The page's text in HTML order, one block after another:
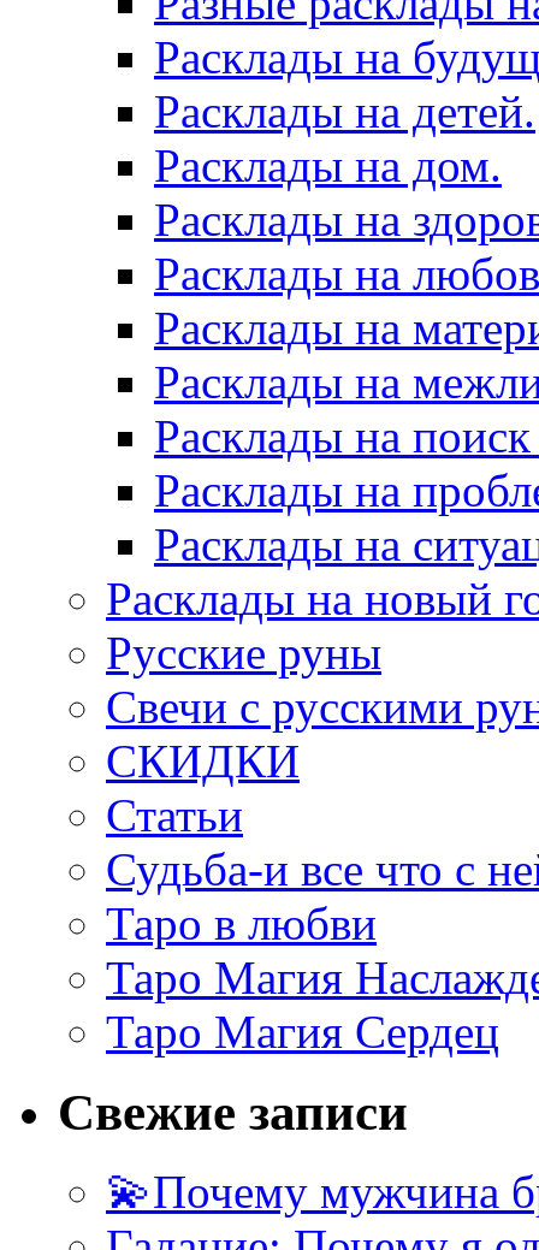
Расклады на
Расклады на детей.
Расклады на дом.
Расклады на
Расклады на
Расклады на
Расклады на
Расклады на
Расклады на
Расклады на
Расклады на новый
Русские руны
Свечи с русскими
СКИДКИ
Статьи
Судьба-и все что с
Таро в любви
Таро Магия
Таро Магия Сердец
Свежие записи
💫Почему мужчина